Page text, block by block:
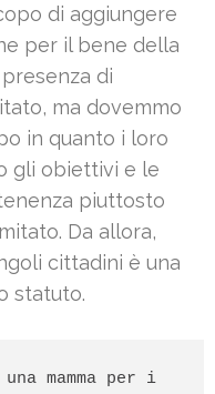
di aggiungere
per il bene della
di
ma dovemmo
in quanto i loro
gli obiettivi e le
piuttosto
Da allora,
cittadini è una
statuto.
mamma per i